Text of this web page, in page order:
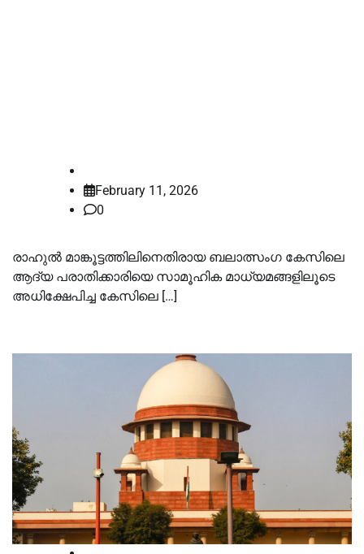
February 11, 2026
0
രാഹുല്‍ മാങ്കൂട്ടത്തിലിനെതിരായ ബലാത്സംഗ കേസിലെ
ആദ്യ പരാതിക്കാരിയെ സാമൂഹിക മാധ്യമങ്ങളിലൂടെ
അധിക്ഷേപിച്ച കേസിലെ […]